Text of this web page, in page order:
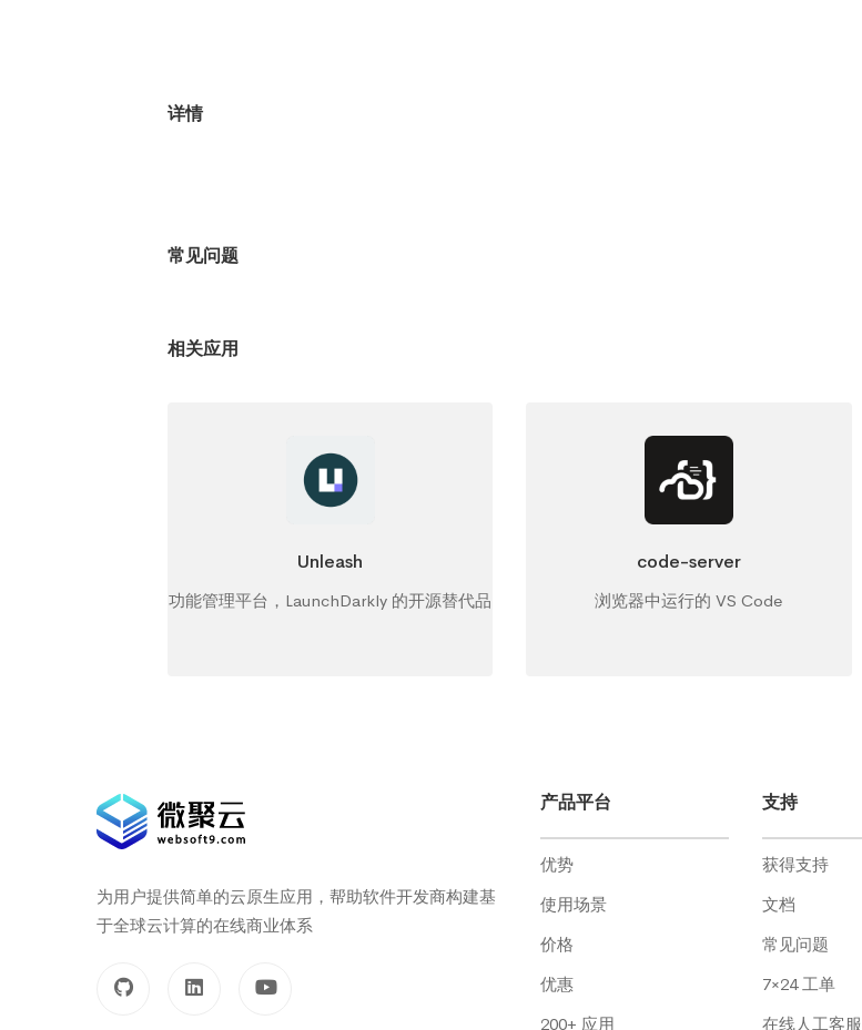
详情
常见问题
相关应用
Unleash
功能管理平台，LaunchDarkly 的开源替代品
code-server
浏览器中运行的 VS Code
为用户提供简单的云原生应用，帮助软件开发商构建基
于全球云计算的在线商业体系
产品平台
优势
使用场景
价格
优惠
200+ 应用
支持
获得支持
文档
常见问题
7×24 工单
在线人工客服